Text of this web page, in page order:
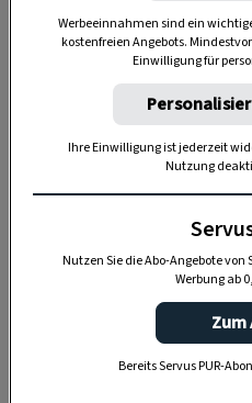
machen nicht nur
unterstützen den
Kühlungsprozess.
Werbeeinnahmen sind ein
kostenfreien Angebots.
Einwilligung für
Ihre Einwilligung ist jederzeit
Nutzung
Nutzen Sie die Abo-Angebote
Werbung ab
Zum
Bereits Servus PUR-